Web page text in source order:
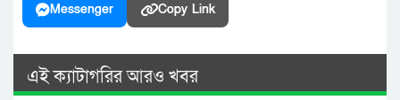
Messenger Copy Link
এই ক্যাটাগরির আরও খবর